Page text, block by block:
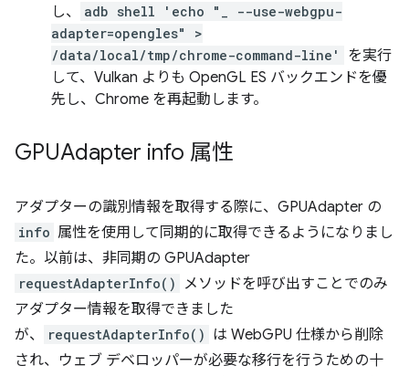
し、
adb shell 'echo "_ --use-webgpu-
adapter=opengles" >
/data/local/tmp/chrome-command-line'
を実行
して、Vulkan よりも OpenGL ES バックエンドを優
先し、Chrome を再起動します。
GPUAdapter info 属性
アダプターの識別情報を取得する際に、GPUAdapter の
info 属性を使用して同期的に取得できるようになりまし
た。以前は、非同期の GPUAdapter
requestAdapterInfo()
メソッドを呼び出すことでのみ
アダプター情報を取得できました
が、
requestAdapterInfo() は WebGPU 仕様から削除
され、ウェブ デベロッパーが必要な移行を行うための十